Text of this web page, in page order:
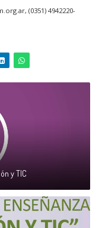
(0351) 4942220-
y TIC